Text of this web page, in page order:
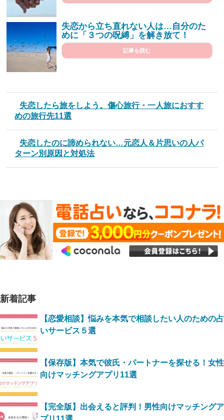
失恋から立ち直れない人は…自分のた
めに「３つの呪縛」を解き放て！
記事を読む
失恋したら旅をしよう。傷心旅行・一人旅におすす
めの旅行先11選
失恋したのに諦められない…元恋人＆片思いの人パ
ターン別原因と対処法
新着記事
【恋愛相談】悩みを本気で相談したい人のための占
いサービス５選
【保存版】本気で彼氏・パートナーを探せる！女性
向けマッチングアプリ11選
【完全版】出会えると評判！男性向けマッチングア